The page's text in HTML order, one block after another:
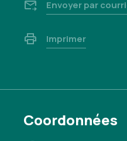
Envoyer par
Imprimer
Coordonnées